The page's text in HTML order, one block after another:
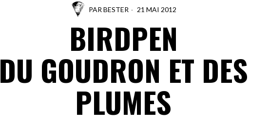
PAR BESTER 21 MAI 2012
BIRDPEN
DU GOUDRON ET DES
PLUMES